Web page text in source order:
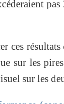
ces
sur les
sur les